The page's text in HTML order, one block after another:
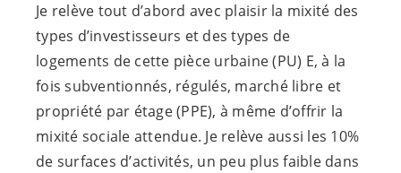
Je relève tout d’abord avec plaisir la mixité des
types d’investisseurs et des types de
logements de cette pièce urbaine (PU) E, à la
fois subventionnés, régulés, marché libre et
propriété par étage (PPE), à même d’offrir la
mixité sociale attendue. Je relève aussi les 10%
de surfaces d’activités, un peu plus faible dans